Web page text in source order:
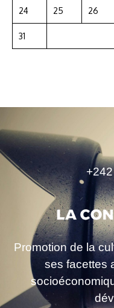
24 25 26
31
Promotion de la
ses facettes